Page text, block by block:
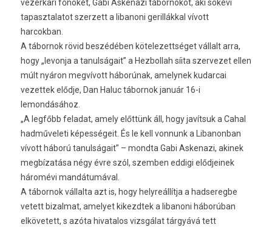
vezérkari főnökét, Gabi Askenazi tábornokot, aki sokévi
tapasztalatot szerzett a libanoni gerillákkal vívott
harcokban.
A tábornok rövid beszédében kötelezettséget vállalt arra,
hogy „levonja a tanulságait” a Hezbollah síita szervezet ellen
múlt nyáron megvívott háborúnak, amelynek kudarcai
vezettek elődje, Dan Haluc tábornok január 16-i
lemondásához.
„A legfőbb feladat, amely előttünk áll, hogy javítsuk a Cahal
hadműveleti képességeit. És le kell vonnunk a Libanonban
vívott háború tanulságait” – mondta Gabi Askenazi, akinek
megbízatása négy évre szól, szemben eddigi elődjeinek
háromévi mandátumával.
A tábornok vállalta azt is, hogy helyreállítja a hadseregbe
vetett bizalmat, amelyet kikezdtek a libanoni háborúban
elkövetett, s azóta hivatalos vizsgálat tárgyává tett